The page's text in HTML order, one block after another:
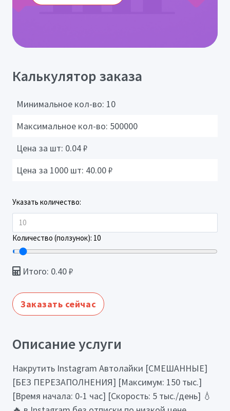
Калькулятор заказа
Минимальное кол-во: 10
Максимальное кол-во: 500000
Цена за шт: 0.04₽
Цена за 1000 шт: 40.00₽
Указать количество:
Количество (ползунок): 10
Итого: 0.40₽
Заказать сейчас
Описание услуги
Накрутить Instagram Автолайки [СМЕШАННЫЕ]
[БЕЗ ПЕРЕЗАПОЛНЕНИЯ] [Максимум: 150 тыс.]
[Время начала: 0-1 час] [Скорость: 5 тыс./день] 💧